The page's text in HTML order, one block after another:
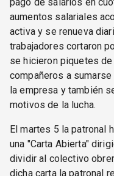
aumentos salariales
activa y se renueva
trabajadores cortaron
se hicieron piquetes
compañeros a
la empresa y también
motivos de la lucha.
El martes 5 la patronal
una "Carta Abierta"
dividir al colectivo
dicha carta la patronal